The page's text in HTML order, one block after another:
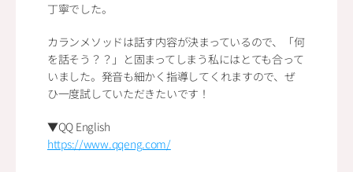
丁寧でした。
カランメソッドは話す内容が決まっているので、「何
を話そう？？」と固まってしまう私にはとても合って
いました。発音も細かく指導してくれますので、ぜ
ひ一度試していただきたいです！
▼QQ English
https://www.qqeng.com/